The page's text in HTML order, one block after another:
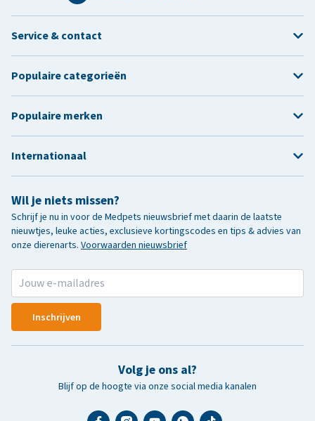
Wil je niets missen?
Schrijf je nu in voor de Medpets nieuwsbrief met daarin de laatste
nieuwtjes, leuke acties, exclusieve kortingscodes en tips & advies van
onze dierenarts. Voorwaarden nieuwsbrief
Inschrijven
Volg je ons al?
Blijf op de hoogte via onze social media kanalen
Service & contact
Populaire categorieën
Populaire merken
Internationaal